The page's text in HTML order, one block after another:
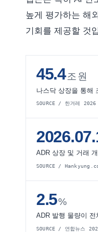
높게 평가하는 해
기회를 제공할 것
45.4조 원
나스닥 상장을 통해
SOURCE / 한겨레 2026
ADR 상장 및 거래
SOURCE /
2.5%
ADR 발행 물량이
SOURCE / 연합뉴스